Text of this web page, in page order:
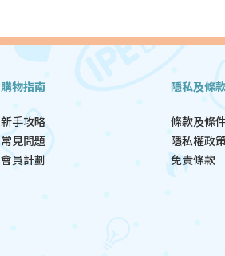
購物指南
新手攻略
常見問題
會員計劃
隱私及條
條款及條件
隱私權政
免責條款